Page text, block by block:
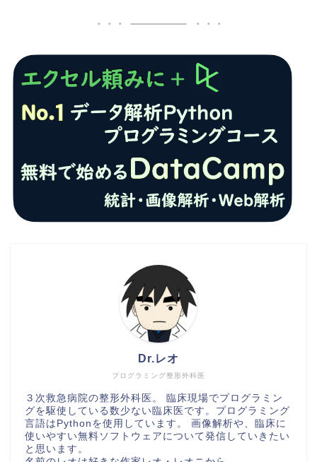
プログラミング整形外科医
Dr.レオ
３次救急病院の整形外科医。 臨床現場でプログラミン
グを駆使している数少ない臨床医です。プログラミング
言語はPythonを使用しています。 画像解析や、臨床に
使いやすい無料ソフトウェアについて発信していきたい
と思います。